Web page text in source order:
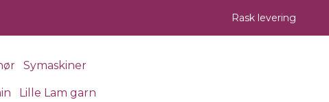
Rask levering
Symaskiner
Lille Lam garn